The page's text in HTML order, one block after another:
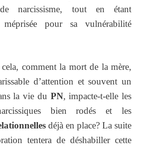
narcissisme, tout en étant
méprisée pour sa vulnérabilité
comment la mort de la mère,
d’attention et souvent un
la vie du PN, impacte-t-elle les
bien rodés et les
déjà en place? La suite
tentera de déshabiller cette